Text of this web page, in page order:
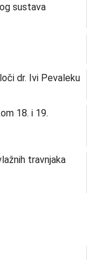
sustava
dr. Ivi Pevaleku
18. i 19.
travnjaka